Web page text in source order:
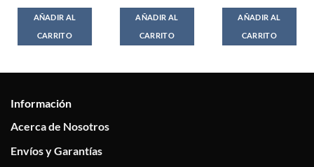
AÑADIR AL
CARRITO
AÑADIR AL
CARRITO
AÑADIR AL
CARRITO
Información
Acerca de Nosotros
Envíos y Garantías